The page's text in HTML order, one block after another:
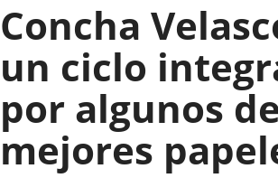
Concha
un ciclo
por algunos
mejores